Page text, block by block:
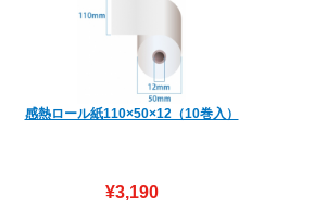
感熱ロール紙110×50×12（10巻入）
¥3,190